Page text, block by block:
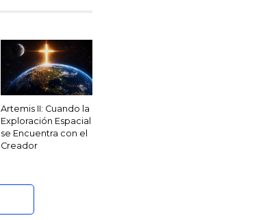
Artemis II: Cuando la
Exploración Espacial
se Encuentra con el
Creador